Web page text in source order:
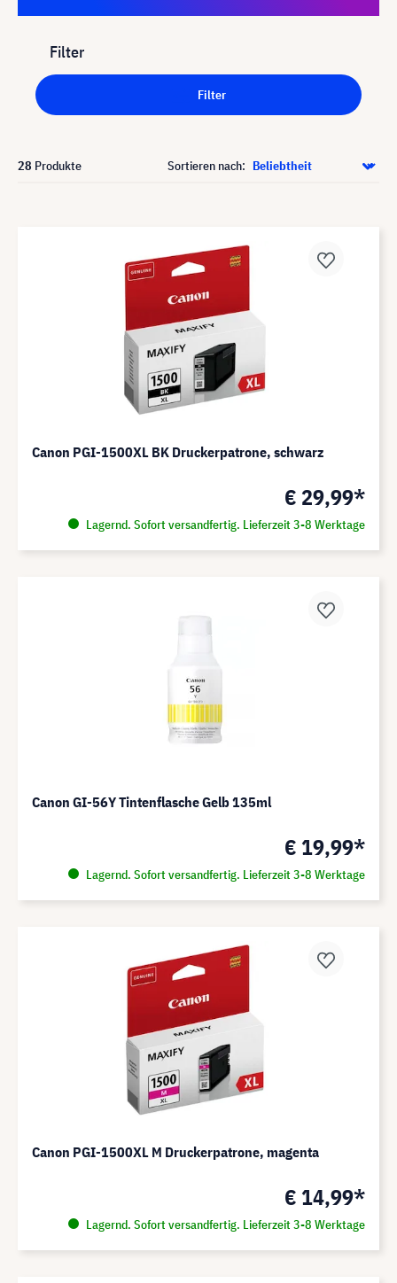
Filter
Filter
28 Produkte Sortieren nach:
Canon PGI-1500XL BK Druckerpatrone, schwarz
€ 29,99*
Lagernd. Sofort versandfertig. Lieferzeit 3-8 Werktage
Canon GI-56Y Tintenflasche Gelb 135ml
€ 19,99*
Lagernd. Sofort versandfertig. Lieferzeit 3-8 Werktage
Canon PGI-1500XL M Druckerpatrone, magenta
€ 14,99*
Lagernd. Sofort versandfertig. Lieferzeit 3-8 Werktage